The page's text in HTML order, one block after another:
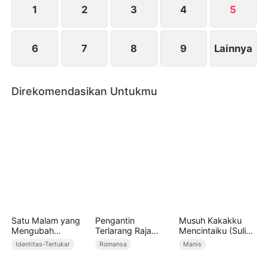
Ibu Lin menjadi curiga dan meminta tes garis ayah.
1 2 3 4 5
6 7 8 9 Lainnya
Direkomendasikan Untukmu
Satu Malam yang
Mengubah
Takdirku
Identitas-Tertukar
Pengantin
Terlarang Raja
Serigala
Romansa
Musuh Kakakku
Mencintaiku (Sulih
Suara)
Manis